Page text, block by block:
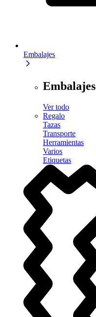
Embalajes
Embalajes
Ver todo
Regalo
Tazas
Transporte
Herramientas
Varios
Etiquetas